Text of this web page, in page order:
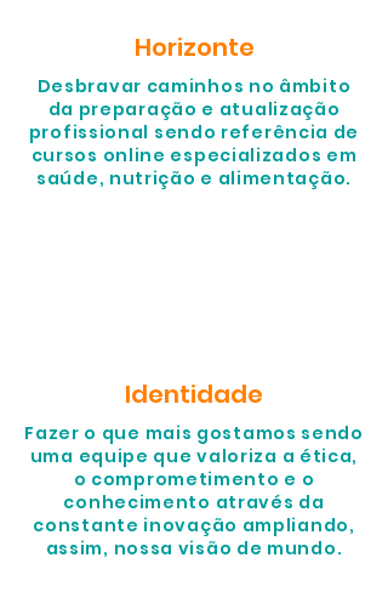
Horizonte
Desbravar caminhos no âmbito
da preparação e atualização
profissional sendo referência de
cursos online especializados em
saúde, nutrição e alimentação.
Identidade
Fazer o que mais gostamos sendo
uma equipe que valoriza a ética,
o comprometimento e o
conhecimento através da
constante inovação ampliando,
assim, nossa visão de mundo.